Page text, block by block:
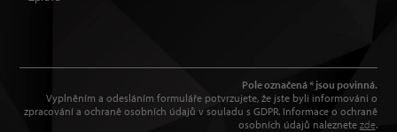
Pole označená * jsou povinná.
Vyplněním a odesláním formuláře potvrzujete, že jste byli informováni o
zpracování a ochraně osobních údajů v souladu s GDPR. Informace o ochraně
osobních údajů naleznete zde.